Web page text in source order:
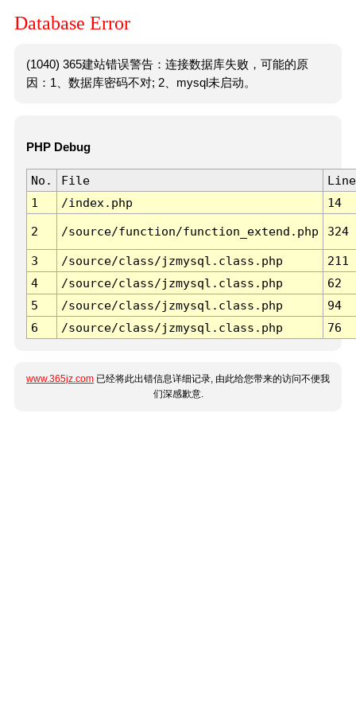
Database Error
(1040) 365建站错误警告：连接数据库失败，可能的原
因：1、数据库密码不对; 2、mysql未启动。
PHP Debug
No. File
Line
1
/index.php 14
2 /source/function/function_extend.php 324
3 /source/class/jzmysql.class.php
211
4
/source/class/jzmysql.class.php
62
5
/source/class/jzmysql.class.php
94
6
/source/class/jzmysql.class.php 76
www.365jz.com 已经将此出错信息详细记录, 由此给您带来的访问不便我
们深感歉意.